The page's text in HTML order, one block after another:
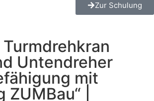
Zur Schulung
Untendreher
mit
|